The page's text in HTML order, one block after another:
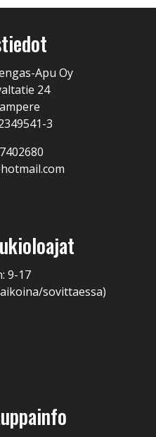
Apu Oy
24
3
9-17
sovittaessa)